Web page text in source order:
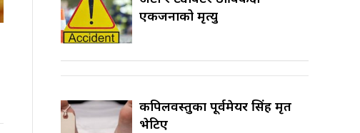
एकजनाको मृत्यु
कपिलवस्तुका पूर्वमेयर सिंह मृत
भेटिए